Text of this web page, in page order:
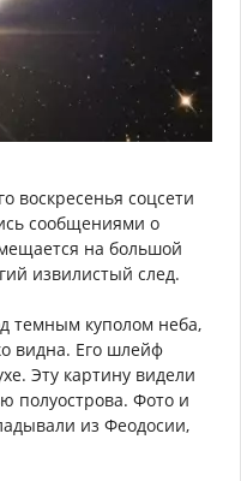
воскресенья соцсети
сообщениями о
на большой
извилистый след.
темным куполом неба,
видна. Его шлейф
Эту картину видели
полуострова. Фото и
из Феодосии,